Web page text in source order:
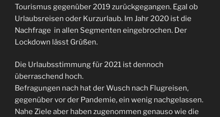
Tourismus gegenüber 2019 zurückgegangen. Egal ob
Urlaubsreisen oder Kurzurlaub. Im Jahr 2020 ist die
Nachfrage in allen Segmenten eingebrochen. Der
Lockdown lässt Grüßen.
Die Urlaubsstimmung für 2021 ist dennoch
überraschend hoch.
Befragungen nach hat der Wusch nach Flugreisen,
gegenüber vor der Pandemie, ein wenig nachgelassen.
Nahe Ziele aber haben zugenommen genauso wie die